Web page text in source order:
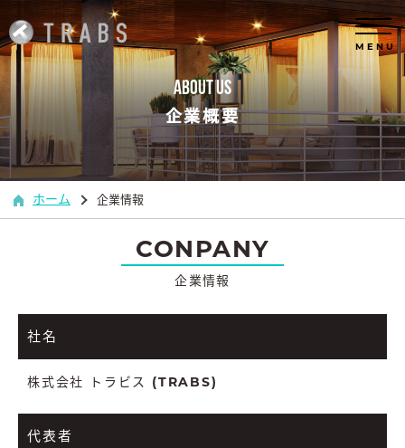
MENU
ABOUT US
企業概要
ホーム 企業情報
CONPANY
企業情報
社名
株式会社 トラビス (TRABS)
代表者